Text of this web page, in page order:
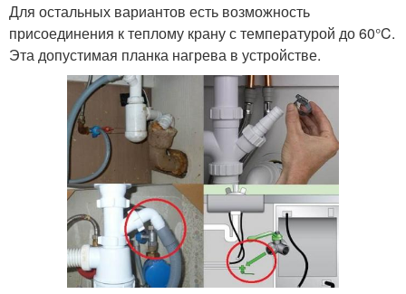
Для остальных вариантов есть возможность
присоединения к теплому крану с температурой до 60°C.
Эта допустимая планка нагрева в устройстве.